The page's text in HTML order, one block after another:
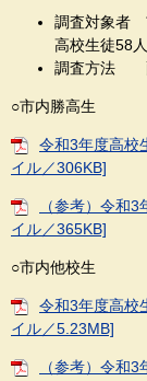
調査対象者
高校生徒58人
調査方法 配
○市内勝高生
令和3年度高校
イル／306KB]
（参考）令和
イル／365KB]
○市内他校生
令和3年度高校
イル／5.23MB]
（参考）令和